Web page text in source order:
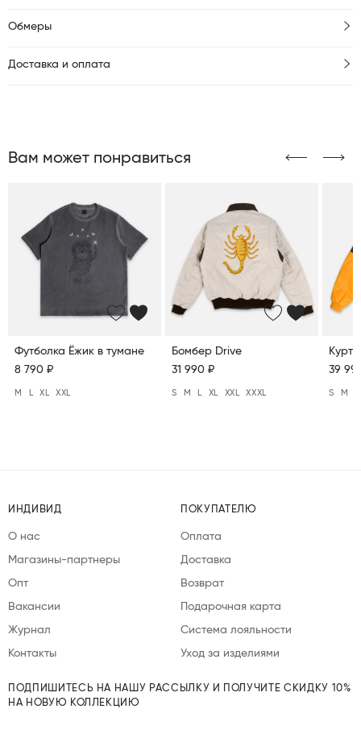
Обмеры
Доставка и оплата
Вам может понравиться
Футболка Ёжик в тумане
8 790 ₽
M XL XXL
Бомбер Drive
31 990 ₽
S M XL XXL XXXL
39
S M
ИНДИВИД
О нас
Магазины-партнеры
Опт
Вакансии
Журнал
Контакты
ПОКУПАТЕЛЮ
Оплата
Доставка
Возврат
Подарочная карта
Система лояльности
Уход за изделиями
ПОДПИШИТЕСЬ НА НАШУ РАССЫЛКУ И ПОЛУЧИТЕ СКИДКУ 10%
НА НОВУЮ КОЛЛЕКЦИЮ